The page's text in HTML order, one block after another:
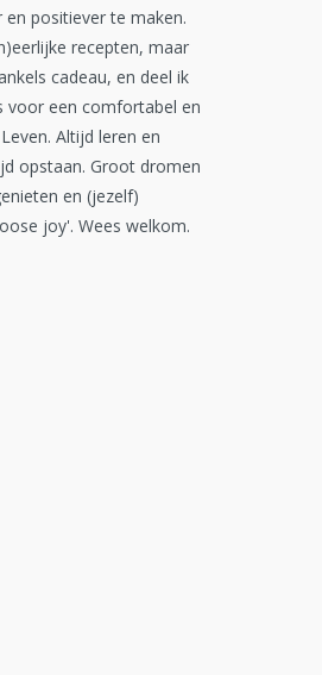
positiever te maken.
recepten, maar
cadeau, en deel ik
voor een comfortabel en
Altijd leren en
opstaan. Groot dromen
en (jezelf)
joy'. Wees welkom.